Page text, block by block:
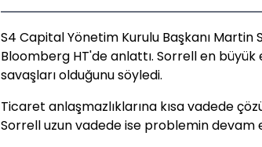
S4 Capital Yönetim Kurulu Başkanı
Bloomberg HT'de anlattı. Sorrell en
savaşları olduğunu söyledi.
Ticaret anlaşmazlıklarına kısa vadede
Sorrell uzun vadede ise problemin devam